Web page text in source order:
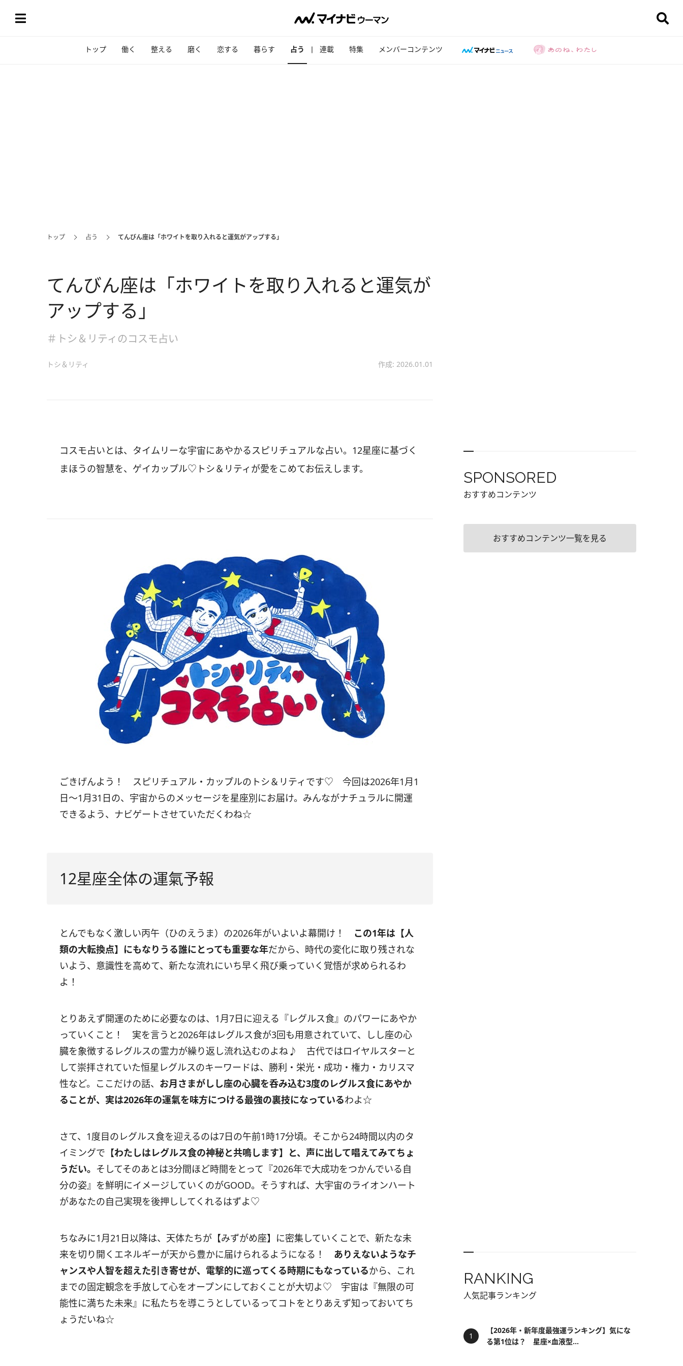
トップ 働く 整える 磨く 恋する 暮らす 占う 連載 特集 メンバーコンテンツ
トップ 占う てんびん座は「ホワイトを取り入れると運気がアップする」
てんびん座は「ホワイトを取り入れると運気が
アップする」
＃トシ＆リティのコスモ占い
トシ＆リティ 作成: 2026.01.01
コスモ占いとは、タイムリーな宇宙にあやかるスピリチュアルな占い。12星座に基づく
まほうの智慧を、ゲイカップル♡トシ＆リティが愛をこめてお伝えします。
ごきげんよう！ スピリチュアル・カップルのトシ＆リティです♡ 今回は2026年1月1
日〜1月31 日の、宇宙からのメッセージを星座別にお届け。みんながナチュラルに開運
できるよう、ナビゲートさせていただくわね☆
12星座全体の運氣予報
とんでもなく激しい丙午（ひのえうま）の2026年がいよいよ幕開け！ この1年は【人
類の大転換点】にもなりうる誰にとっても重要な年だから、時代の変化に取り残されな
いよう、意識性を高めて、新たな流れにいち早く飛び乗っていく覚悟が求められるわ
よ！
とりあえず開運のために必要なのは、 1月7日に迎える『レグルス食』のパワーにあやか
っていくこと！ 実を言うと2026年はレグルス食が3回も用意されていて、しし座の心
臓を象徴するレグルスの霊力が繰り返し流れ込むのよね♪ 古代ではロイヤルスターと
して崇拝されていた恒星レグルスのキーワードは、勝利・栄光・成功・権力・カリスマ
性など。ここだけの話、 お月さまがしし座の心臓を呑み込む3度のレグルス食にあやか
ることが、実は2026年の運氣を味方につける最強の裏技になっているわよ☆
さて、 1度目のレグルス食を迎えるのは7日の午前1時17分頃。そこから24時間以内のタ
イミングで 【わたしはレグルス食の神秘と共鳴します】と、声に出して唱えてみてちょ
うだい。 そしてそのあとは3分間ほど時間をとって『2026年で大成功をつかんでいる自
分の姿』を鮮明にイメージしていくのがGOOD。そうすれば、大宇宙のライオンハート
があなたの自己実現を後押ししてくれるはずよ♡
ちなみに1月21 日以降は、天体たちが【みずがめ座】に密集していくことで、新たな未
来を切り開くエネルギーが天から豊かに届けられるようになる！ ありえないようなチ
ャンスや人智を超えた引き寄せが、電撃的に巡ってくる時期にもなっているから、これ
までの固定観念を手放して心をオープンにしておくことが大切よ♡ 宇宙は『無限の可
能性に満ちた未来』に私たちを導こうとしているってコトをとりあえず知っておいてち
ょうだいね☆
SPONSORED
おすすめコンテンツ
おすすめコンテンツ一覧を見る
RANKING
人気記事ランキング
【2026年・新年度最強運ランキング】気にな
る第1位は？ 星座×血液型...